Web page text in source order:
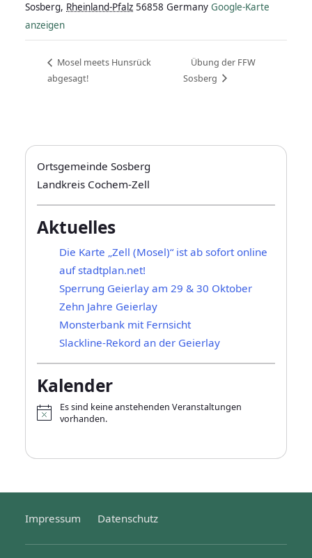
Sosberg, Rheinland-Pfalz 56858 Germany Google-Karte
anzeigen
Mosel meets Hunsrück
abgesagt!
Übung der FFW
Sosberg
Ortsgemeinde Sosberg
Landkreis Cochem-Zell
Aktuelles
Die Karte „Zell (Mosel)“ ist ab sofort online
auf stadtplan.net!
Sperrung Geierlay am 29 & 30 Oktober
Zehn Jahre Geierlay
Monsterbank mit Fernsicht
Slackline-Rekord an der Geierlay
Kalender
H
Es sind keine anstehenden Veranstaltungen
vorhanden.
Impressum Datenschutz